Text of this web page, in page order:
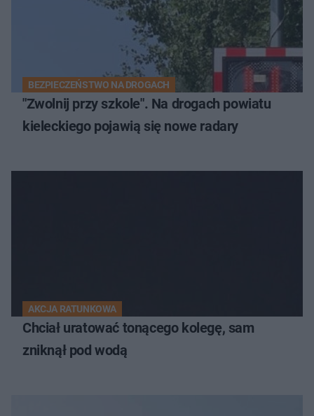
BEZPIECZEŃSTWO NA DROGACH
"Zwolnij przy szkole". Na drogach powiatu
kieleckiego pojawią się nowe radary
AKCJA RATUNKOWA
Chciał uratować tonącego kolegę, sam
zniknął pod wodą